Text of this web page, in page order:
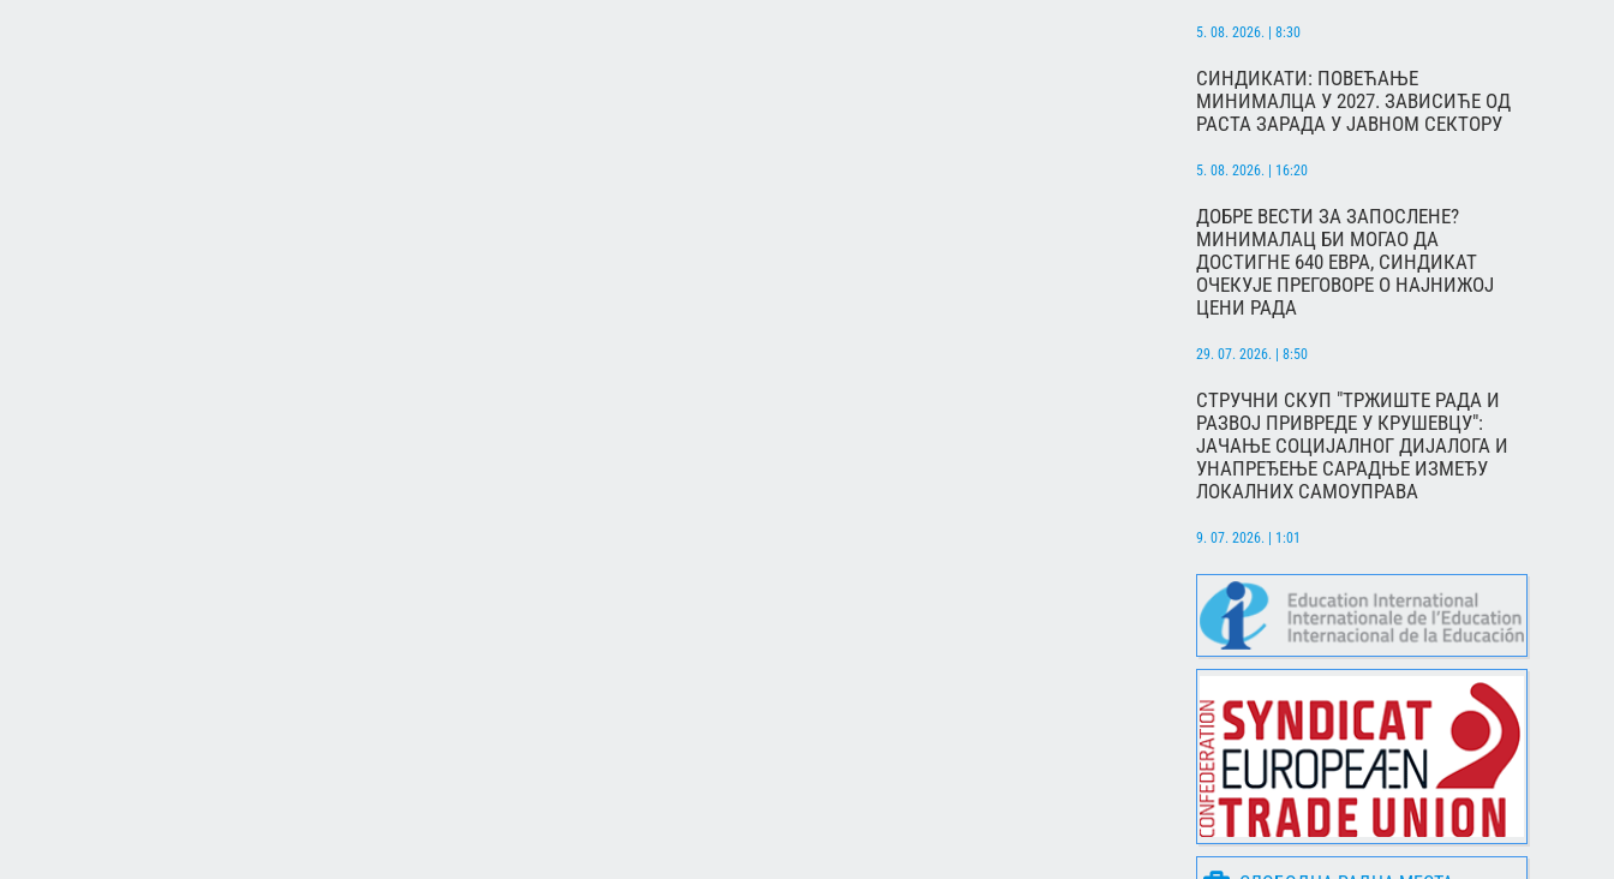
5. 08. 2026. | 8:30
СИНДИКАТИ: ПОВЕЋАЊЕ
МИНИМАЛЦА У 2027. ЗАВИСИЋЕ ОД
РАСТА ЗАРАДА У ЈАВНОМ СЕКТОРУ
5. 08. 2026. | 16:20
ДОБРЕ ВЕСТИ ЗА ЗАПОСЛЕНЕ?
МИНИМАЛАЦ БИ МОГАО ДА
ДОСТИГНЕ 640 ЕВРА, СИНДИКАТ
ОЧЕКУЈЕ ПРЕГОВОРЕ О НАЈНИЖОЈ
ЦЕНИ РАДА
29. 07. 2026. | 8:50
СТРУЧНИ СКУП "ТРЖИШТЕ РАДА И
РАЗВОЈ ПРИВРЕДЕ У КРУШЕВЦУ":
ЈАЧАЊЕ СОЦИЈАЛНОГ ДИЈАЛОГА И
УНАПРЕЂЕЊЕ САРАДЊЕ ИЗМЕЂУ
ЛОКАЛНИХ САМОУПРАВА
9. 07. 2026. | 1:01